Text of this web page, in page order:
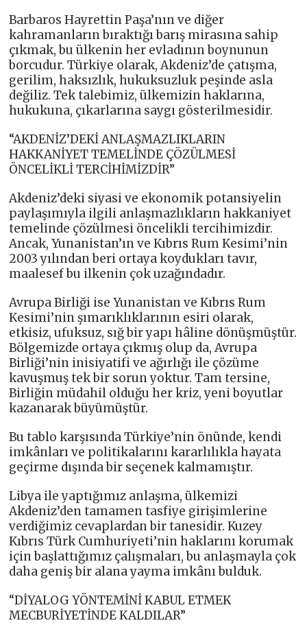
Barbaros Hayrettin Paşa’nın ve diğer
kahramanların bıraktığı barış mirasına sahip
çıkmak, bu ülkenin her evladının boynunun
borcudur. Türkiye olarak, Akdeniz’de çatışma,
gerilim, haksızlık, hukuksuzluk peşinde asla
değiliz. Tek talebimiz, ülkemizin haklarına,
hukukuna, çıkarlarına saygı gösterilmesidir.
“AKDENİZ’DEKİ ANLAŞMAZLIKLARIN
HAKKANİYET TEMELİNDE ÇÖZÜLMESİ
ÖNCELİKLİ TERCİHİMİZDİR”
Akdeniz’deki siyasi ve ekonomik potansiyelin
paylaşımıyla ilgili anlaşmazlıkların hakkaniyet
temelinde çözülmesi öncelikli tercihimizdir.
Ancak, Yunanistan’ın ve Kıbrıs Rum Kesimi’nin
2003 yılından beri ortaya koydukları tavır,
maalesef bu ilkenin çok uzağındadır.
Avrupa Birliği ise Yunanistan ve Kıbrıs Rum
Kesimi’nin şımarıklıklarının esiri olarak,
etkisiz, ufuksuz, sığ bir yapı hâline dönüşmüştür.
Bölgemizde ortaya çıkmış olup da, Avrupa
Birliği’nin inisiyatifi ve ağırlığı ile çözüme
kavuşmuş tek bir sorun yoktur. Tam tersine,
Birliğin müdahil olduğu her kriz, yeni boyutlar
kazanarak büyümüştür.
Bu tablo karşısında Türkiye’nin önünde, kendi
imkânları ve politikalarını kararlılıkla hayata
geçirme dışında bir seçenek kalmamıştır.
Libya ile yaptığımız anlaşma, ülkemizi
Akdeniz’den tamamen tasfiye girişimlerine
verdiğimiz cevaplardan bir tanesidir. Kuzey
Kıbrıs Türk Cumhuriyeti’nin haklarını korumak
için başlattığımız çalışmaları, bu anlaşmayla çok
daha geniş bir alana yayma imkânı bulduk.
“DİYALOG YÖNTEMİNİ KABUL ETMEK
MECBURİYETİNDE KALDILAR”